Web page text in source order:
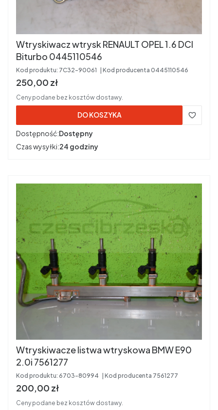
Wtryskiwacz wtrysk RENAULT OPEL 1.6 DCI
Biturbo 0445110546
Kod produktu: 7C32-90061 Kod producenta 0445110546
Cena brutto
250,00 zł
Ceny podane bez kosztów dostawy.
DO KOSZYKA
Dostępność:Dostępny
Czas wysyłki:24 godziny
Wtryskiwacze listwa wtryskowa BMW E90
2.0i 7561277
Kod produktu: 6703-80994 Kod producenta 7561277
Cena brutto
200,00 zł
Ceny podane bez kosztów dostawy.